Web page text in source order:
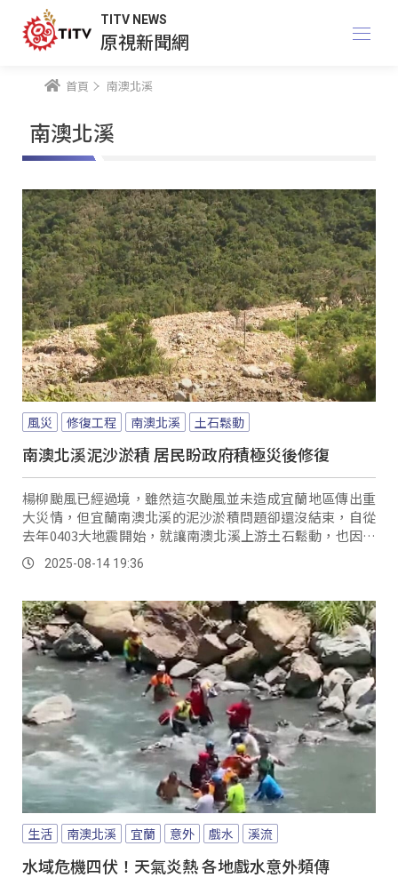
TITV NEWS
原視新聞網
首頁 南澳北溪
南澳北溪
風災 修復工程 南澳北溪 土石鬆動
南澳北溪泥沙淤積 居民盼政府積極災後修復
楊柳颱風已經過境，雖然這次颱風並未造成宜蘭地區傳出重
大災情，但宜蘭南澳北溪的泥沙淤積問題卻還沒結束，自從
去年0403大地震開始，就讓南澳北溪上游土石鬆動，也因為
去年的多個颱風及強降雨，讓土石徹底崩塌，形成了土石流
災害。2025-08-14 19:36
生活 南澳北溪 宜蘭 意外 戲水 溪流
水域危機四伏！天氣炎熱 各地戲水意外頻傳